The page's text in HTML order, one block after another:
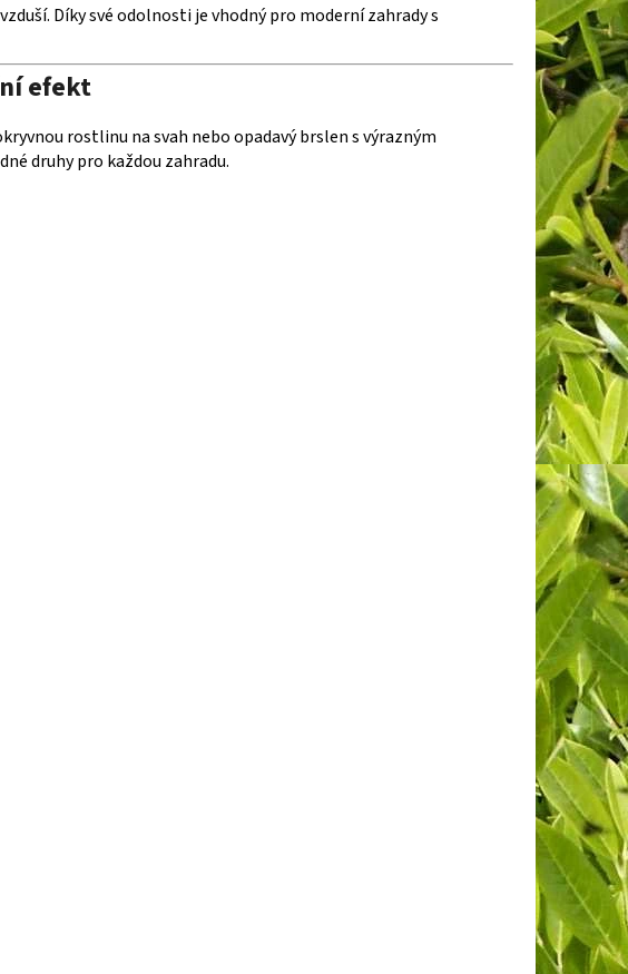
Díky své odolnosti je vhodný pro moderní zahrady s
efekt
rostlinu na svah nebo opadavý brslen s výrazným
druhy pro každou zahradu.